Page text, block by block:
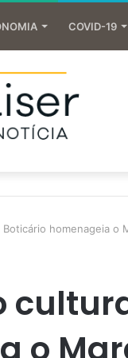
COVID-19
homenageia o